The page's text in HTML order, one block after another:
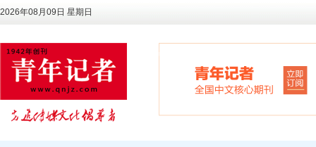
2026年08月09日 星期日